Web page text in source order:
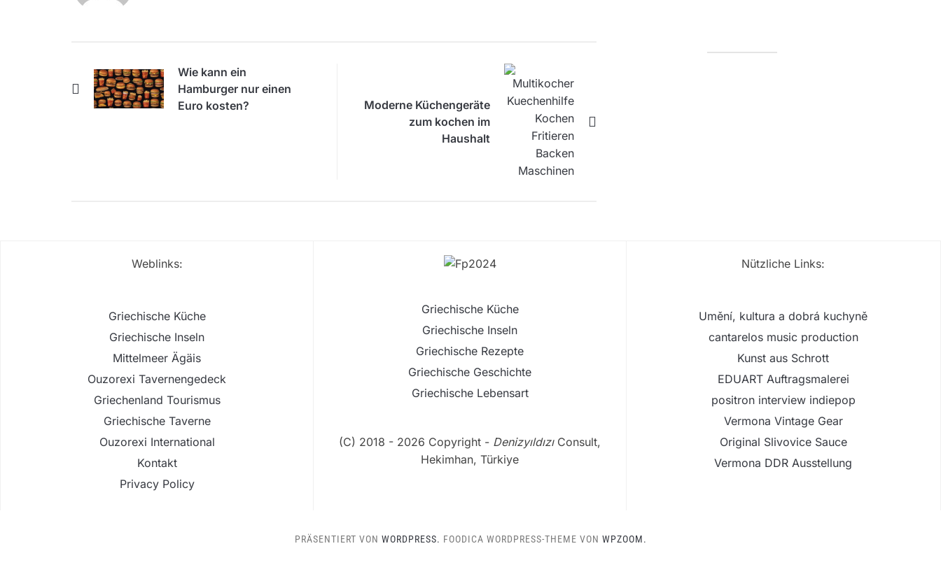
Wie kann ein
Hamburger nur einen
Euro kosten?
Moderne Küchengeräte
zum kochen im
Haushalt
Weblinks:
Griechische Küche
Griechische Inseln
Mittelmeer Ägäis
Ouzorexi Tavernengedeck
Griechenland Tourismus
Griechische Taverne
Ouzorexi International
Kontakt
Privacy Policy
Griechische Küche
Griechische Inseln
Griechische Rezepte
Griechische Geschichte
Griechische Lebensart
(C) 2018 - 2026 Copyright - DenizyıldızıConsult,
Hekimhan, Türkiye
Nützliche Links:
Umění, kultura a dobrá kuchyně
cantarelos music production
Kunst aus Schrott
EDUART Auftragsmalerei
positron interview indiepop
Vermona Vintage Gear
Original Slivovice Sauce
Vermona DDR Ausstellung
PRÄSENTIERT VON WORDPRESS. FOODICA WORDPRESS-THEME VON WPZOOM.